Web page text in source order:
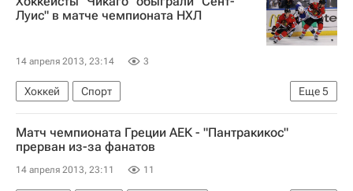
Луис" в матче чемпионата НХЛ
14 апреля 2013, 23:14 3
Еще5
Хоккей
Спорт
Национальная хоккейная лига (НХЛ)
Чикаго Блэкхокс
Сент-Луис Блюз
Брайан Бикелл
Мариан Госса
Матч чемпионата Греции АЕК - "Пантракикос"
прерван из-за фанатов
14 апреля 2013, 23:11 11